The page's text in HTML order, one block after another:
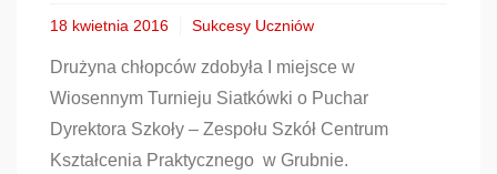
18 kwietnia 2016 Sukcesy Uczniów
Drużyna chłopców zdobyła I miejsce w
Wiosennym Turnieju Siatkówki o Puchar
Dyrektora Szkoły – Zespołu Szkół Centrum
Kształcenia Praktycznego w Grubnie.